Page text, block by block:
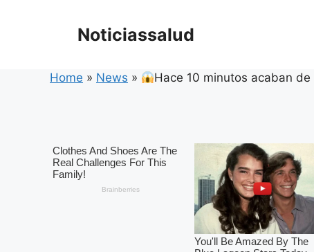
Noticiassalud
Home » News » Hace 10 minutos acaban